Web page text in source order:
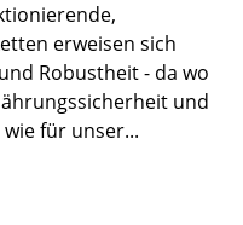
erweisen sich
Robustheit - da wo
und
für unser...